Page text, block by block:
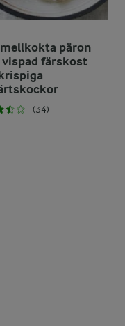
päron
vispad färskost
(34)